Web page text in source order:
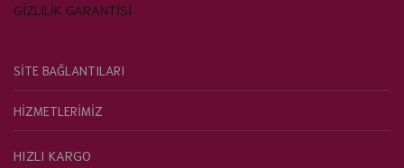
GİZLİLİK GARANTİSİ
SİTE BAĞLANTILARI
HİZMETLERİMİZ
HIZLI KARGO